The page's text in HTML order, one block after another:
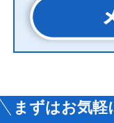
まずはお気